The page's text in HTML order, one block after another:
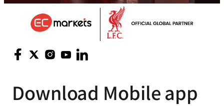
Download Mobile app